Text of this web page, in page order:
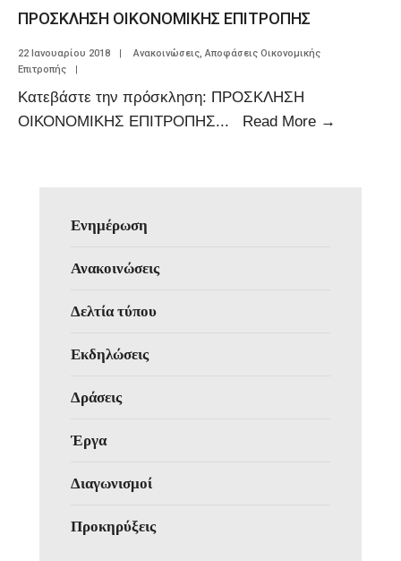
ΠΡΟΣΚΛΗΣΗ ΟΙΚΟΝΟΜΙΚΗΣ ΕΠΙΤΡΟΠΗΣ
22 Ιανουαρίου 2018 | Ανακοινώσεις Αποφάσεις Οικονομικής
Επιτροπής
|
Κατεβάστε την πρόσκληση: ΠΡΟΣΚΛΗΣΗ
ΟΙΚΟΝΟΜΙΚΗΣ ΕΠΙΤΡΟΠΗΣ... Read More →
Ενημέρωση
Ανακοινώσεις
Δελτία τύπου
Εκδηλώσεις
Δράσεις
Έργα
Διαγωνισμοί
Προκηρύξεις